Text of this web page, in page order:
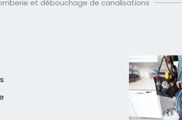
et débouchage de canalisations